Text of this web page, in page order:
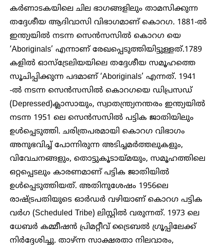
കർണാടകയിലെ ചില ഭാഗങ്ങളിലും താമസിക്കുന്ന
തദ്ദേശീയ ആദിവാസി വിഭാഗമാണ് കൊറഗ. 1881-ൽ
ഇന്ത്യയിൽ നടന്ന സെൻസസിൽ കൊറഗ യെ
‘Aboriginals’ എന്നാണ് രേഖപ്പെടുത്തിയിട്ടുള്ളത്.1789
കളിൽ ഓസ്ട്രേലിയയിലെ തദ്ദേശീയ സമൂഹത്തെ
സൂചിപ്പിക്കുന്ന പദമാണ് ‘Aboriginals’ എന്നത്. 1941
-ൽ നടന്ന സെൻസസിൽ കൊറഗയെ ഡിപ്രസഡ്
(Depressed)ക്ലാസായും, സ്വാതന്ത്ര്യനന്തരം ഇന്ത്യയിൽ
നടന്ന 1951 ലെ സെൻസസിൽ പട്ടിക ജാതിയിലും
ഉൾപ്പെടുത്തി. ചരിത്രപരമായി കൊറഗ വിഭാഗം
അനുഭവിച്ച് പോന്നിരുന്ന അടിച്ചമർത്തലുകളും,
വിവേചനങ്ങളും, തൊട്ടുകൂടായ്മയും, സമൂഹത്തിലെ
ഒറ്റപ്പെടലും കാരണമാണ് പട്ടിക ജാതിയിൽ
ഉൾപ്പെടുത്തിയത്. അതിനുശേഷം 1956ലെ
രാഷ്ട്രപതിയുടെ ഓർഡർ വഴിയാണ് കൊറഗ പട്ടിക
വർഗ (Scheduled Tribe) ലിസ്റ്റിൽ വരുന്നത്. 1973 ലെ
ധേബർ കമ്മീഷൻ പ്രിമറ്റീവ് ട്രൈബൽ ഗ്രൂപ്പിലേക്ക്
നിർദ്ദേശിച്ചു. താഴ്ന്ന സാക്ഷരതാ നിലവാരം,